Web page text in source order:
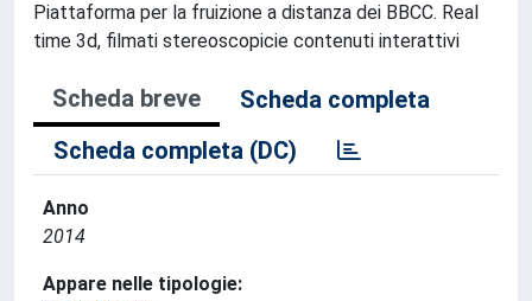
Piattaforma per la fruizione a distanza dei BBCC. Real
time 3d, filmati stereoscopicie contenuti interattivi
Scheda breve
Scheda completa
Scheda completa (DC)
Anno
2014
Appare nelle tipologie: